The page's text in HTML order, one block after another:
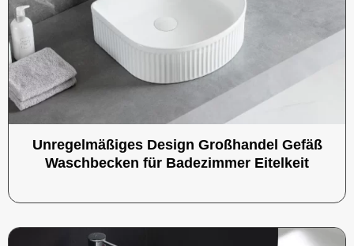
Unregelmäßiges Design Großhandel Gefäß
Waschbecken für Badezimmer Eitelkeit